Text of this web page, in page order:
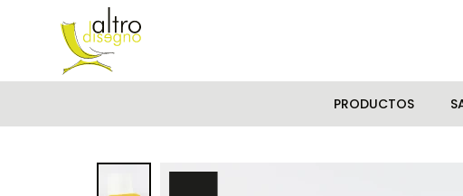
PRODUCTOS